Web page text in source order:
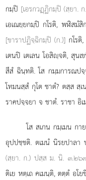
กมฺปิ [เอรกวฏฺฏิกมฺปิ (สฺยา.
เอเณยฺยกมฺปิ กโรติ, พฬิสมํ
[ขาราปฏิจฺฉิกมฺปิ (ก.)] กโร
เตนปิ เตเลน โอสิฺจติ, สุน
สีสํ ฉินฺทติ. โส กมฺมการณป
โทมนสฺสํ กุโต ชาตํ? ตสฺส
ราคปจฺจยา จ ชาตํ. ราชา
โส สเกน กมฺเมน ก
อุปปชฺชติ. ตเมนํ นิรยปาล
(สฺยา. ก.) ปสฺส ม. นิ. ๓.๒๖
ติเย หตฺเถ คเมนฺติ, ตตฺตํ อโ